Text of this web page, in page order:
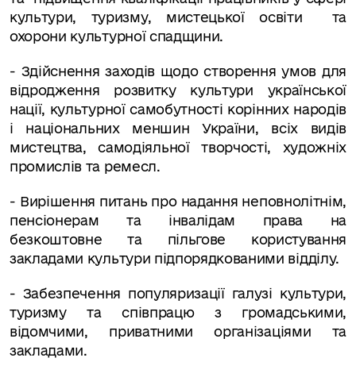
культури, туризму, мистецької освіти та
охорони культурної спадщини.
- Здійснення заходів щодо створення умов для
відродження розвитку культури української
нації, культурної самобутності корінних народів
і національних меншин України, всіх видів
мистецтва, самодіяльної творчості, художніх
промислів та ремесл.
- Вирішення питань про надання неповнолітнім,
пенсіонерам та інвалідам права на
безкоштовне та пільгове користування
закладами культури підпорядкованими відділу.
- Забезпечення популяризації галузі культури,
туризму та співпрацю з громадськими,
відомчими, приватними організаціями та
закладами.